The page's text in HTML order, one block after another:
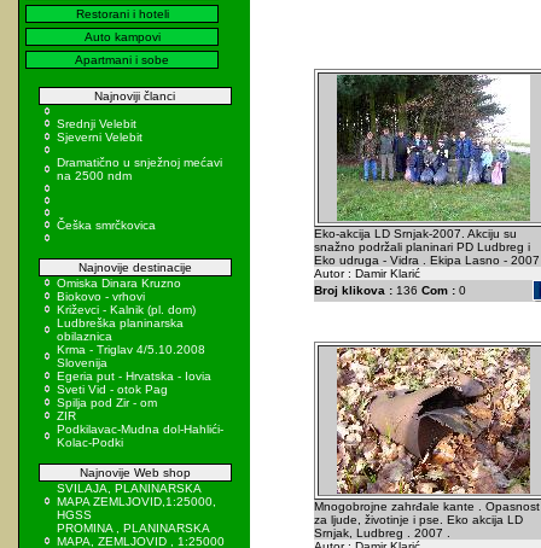
Restorani i hoteli
Auto kampovi
Apartmani i sobe
Najnoviji članci
Srednji Velebit
Sjeverni Velebit
Dramatično u snježnoj mećavi
na 2500 ndm
Češka smrčkovica
Najnovije destinacije
Omiska Dinara Kruzno
Biokovo - vrhovi
Križevci - Kalnik (pl. dom)
Ludbreška planinarska
obilaznica
Krma - Triglav 4/5.10.2008
Slovenija
Egeria put - Hrvatska - Iovia
Sveti Vid - otok Pag
Spilja pod Zir - om
ZIR
Podkilavac-Mudna dol-Hahlići-
Kolac-Podki
Najnovije Web shop
SVILAJA, PLANINARSKA
MAPA ZEMLJOVID,1:25000,
HGSS
PROMINA , PLANINARSKA
MAPA, ZEMLJOVID , 1:25000
Eko-akcija LD Srnjak-2007. Akciju su
snažno podržali planinari PD Ludbreg i
Eko udruga - Vidra . Ekipa Lasno -
Autor : Damir Klarić
Broj klikova :136 Com :0
Mnogobrojne zahrđale kante . Opasnost
za ljude, životinje i pse. Eko akcija LD
Srnjak, Ludbreg . 2007 .